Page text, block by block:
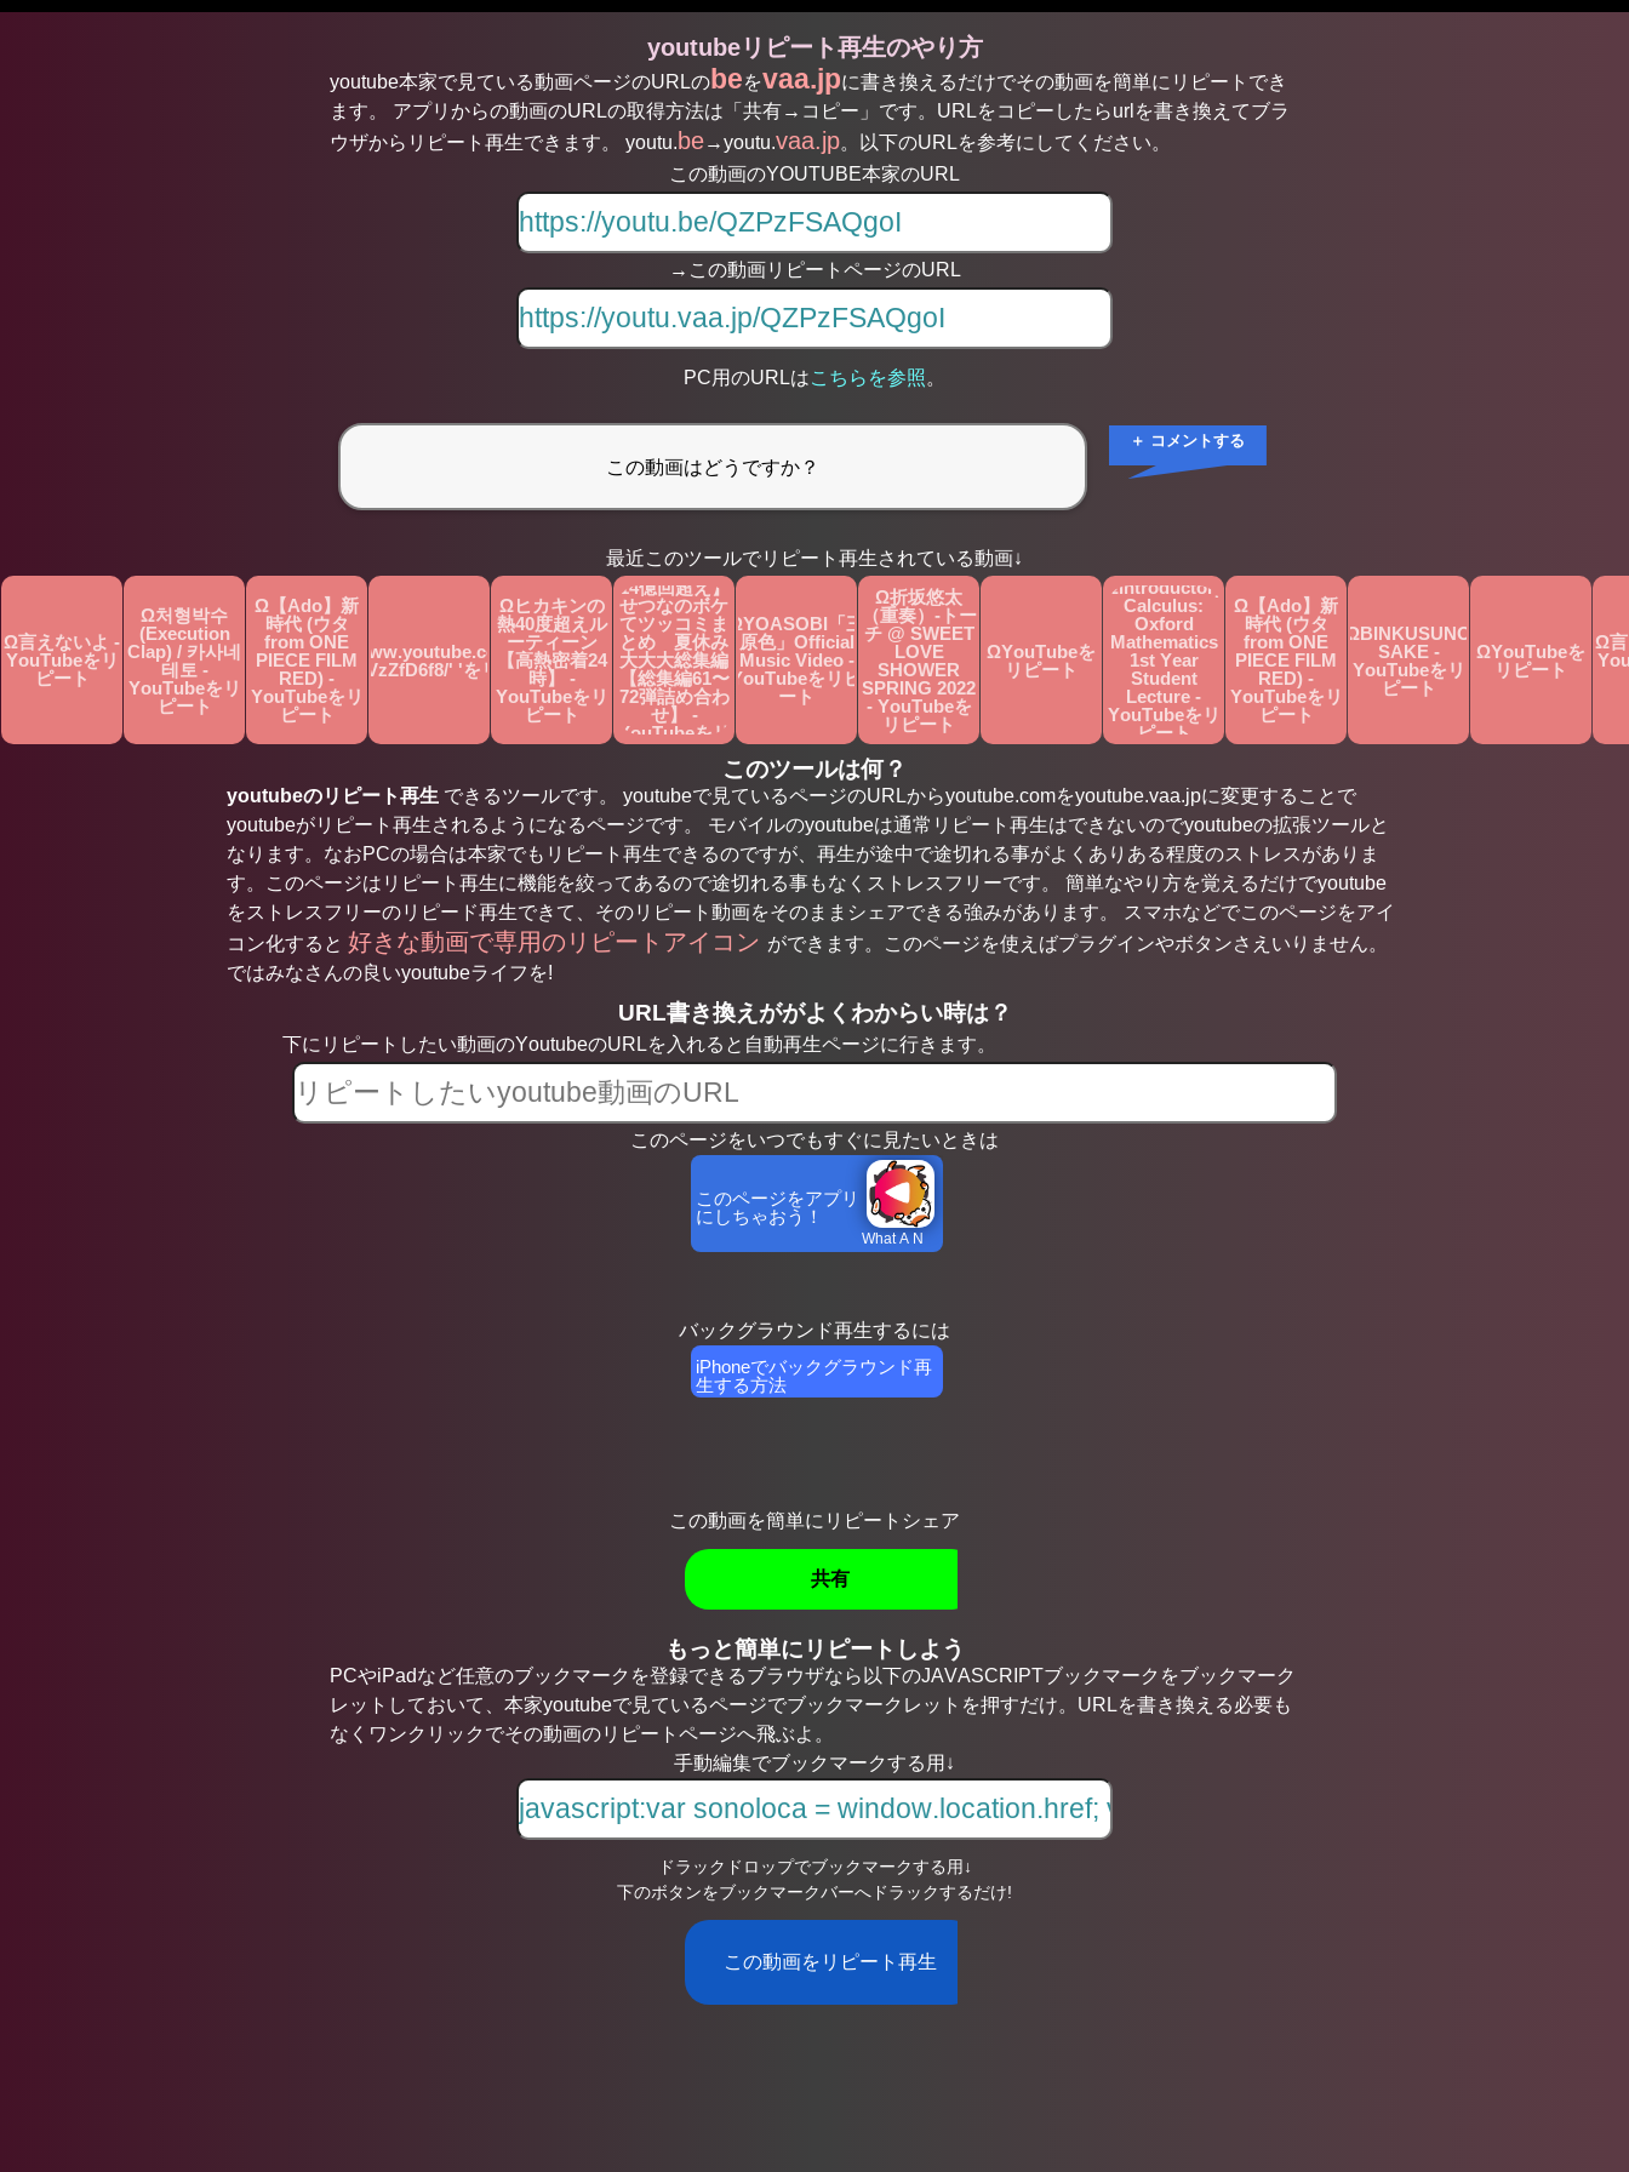
youtubeリピート再生のやり方
youtube本家で見ている動画ページのURLのbeをvaa.jpに書き換えるだけでその動画を簡単にリピートでき
ます。 アプリからの動画のURLの取得方法は「共有→コピー」です。URLをコピーしたらurlを書き換えてブラ
ウザからリピート再生できます。 youtu. be→youtu.vaa.jp。以下のURLを参考にしてください。
この動画のYOUTUBE本家のURL
→この動画リピートページのURL
PC用のURLはこちらを参照 。
＋ コメントする
最近このツールでリピート再生されている動画↓
Ω言えないよ -
YouTubeをリ
ピート
Ω처형박수
(Execution
Clap) / 카사네
테토 -
YouTubeをリ
ピート
Ω【Ado】新
時代 (ウタ
from ONE
PIECE FILM
RED) -
YouTubeをリ
ピート
Ωhttps://www.youtube.com/watch?
v='FrWVzZfD6f8/' 'をリピート
Ωヒカキンの
熱40度超えル
ーティーン
【高熱密着24
時】 -
YouTubeをリ
ピート
Ω【総再生数
14億回超え】
せつなのボケ
てツッコミま
とめ 夏休み
大大大総集編
【総集編61〜
72弾詰め合わ
せ】 -
YouTubeをリ
ピート
ΩYOASOBI「三
原色」Official
Music Video -
YouTubeをリピ
ート
Ω折坂悠太
（重奏）-トー
チ @ SWEET
LOVE
SHOWER
SPRING 2022
- YouTubeを
リピート
ΩYouTubeを
リピート
ΩIntroductory
Calculus:
Oxford
Mathematics
1st Year
Student
Lecture -
YouTubeをリ
ピート
Ω【Ado】新
時代 (ウタ
from ONE
PIECE FILM
RED) -
YouTubeをリ
ピート
ΩBINKUSUNO
SAKE -
YouTubeをリ
ピート
ΩYouTubeを
リピート
Ω言
このツールは何？
youtubeのリピート再生 できるツールです。 youtubeで見ているページのURLからyoutube.comをyoutube.vaa.jpに変更することで
youtubeがリピート再生されるようになるページです。 モバイルのyoutubeは通常リピート再生はできないのでyoutubeの拡張ツールと
なります。なおPCの場合は本家でもリピート再生できるのですが、再生が途中で途切れる事がよくありある程度のストレスがありま
す。このページはリピート再生に機能を絞ってあるので途切れる事もなくストレスフリーです。 簡単なやり方を覚えるだけでyoutube
をストレスフリーのリピード再生できて、そのリピート動画をそのままシェアできる強みがあります。 スマホなどでこのページをアイ
コン化すると 好きな動画で専用のリピートアイコン ができます。このページを使えばプラグインやボタンさえいりません。
ではみなさんの良いyoutubeライフを!
URL書き換えががよくわからい時は？
下にリピートしたい動画のYoutubeのURLを入れると自動再生ページに行きます。
このページをいつでもすぐに見たいときは
このページをアプリ
にしちゃおう！
What A N
バックグラウンド再生するには
iPhoneでバックグラウンド再
生する方法
この動画を簡単にリピートシェア
共有
もっと簡単にリピートしよう
PCやiPadなど任意のブックマークを登録できるブラウザなら以下のJAVASCRIPTブックマークをブックマーク
レットしておいて、本家youtubeで見ているページでブックマークレットを押すだけ。URLを書き換える必要も
なくワンクリックでその動画のリピートページへ飛ぶよ。
手動編集でブックマークする用↓
ドラックドロップでブックマークする用↓
下のボタンをブックマークバーへドラックするだけ!
この動画をリピート再生